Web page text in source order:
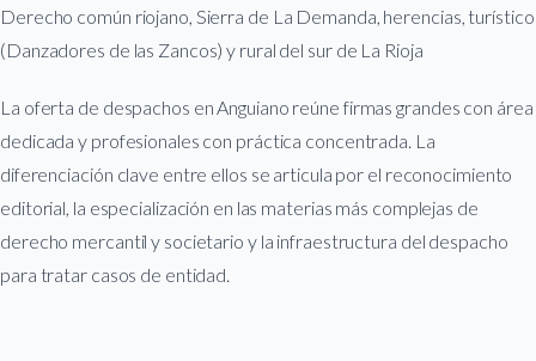
Derecho común riojano, Sierra de La Demanda, herencias, turístico
(Danzadores de las Zancos) y rural del sur de La Rioja
La oferta de despachos en Anguiano reúne firmas grandes con área
dedicada y profesionales con práctica concentrada. La
diferenciación clave entre ellos se articula por el reconocimiento
editorial, la especialización en las materias más complejas de
derecho mercantil y societario y la infraestructura del despacho
para tratar casos de entidad.